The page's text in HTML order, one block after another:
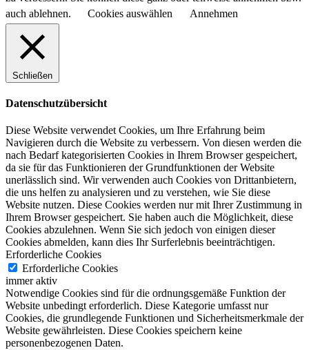
auch ablehnen.
Cookies auswählen Annehmen
Schließen
Datenschutzübersicht
Diese Website verwendet Cookies, um Ihre Erfahrung beim
Navigieren durch die Website zu verbessern. Von diesen werden die
nach Bedarf kategorisierten Cookies in Ihrem Browser gespeichert,
da sie für das Funktionieren der Grundfunktionen der Website
unerlässlich sind. Wir verwenden auch Cookies von Drittanbietern,
die uns helfen zu analysieren und zu verstehen, wie Sie diese
Website nutzen. Diese Cookies werden nur mit Ihrer Zustimmung in
Ihrem Browser gespeichert. Sie haben auch die Möglichkeit, diese
Cookies abzulehnen. Wenn Sie sich jedoch von einigen dieser
Cookies abmelden, kann dies Ihr Surferlebnis beeinträchtigen.
Erforderliche Cookies
Erforderliche Cookies
immer aktiv
Notwendige Cookies sind für die ordnungsgemäße Funktion der
Website unbedingt erforderlich. Diese Kategorie umfasst nur
Cookies, die grundlegende Funktionen und Sicherheitsmerkmale der
Website gewährleisten. Diese Cookies speichern keine
personenbezogenen Daten.